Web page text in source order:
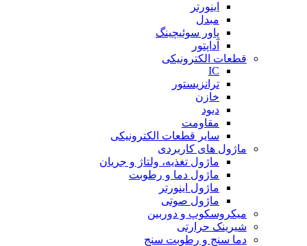
اینورتر
مبدل
پاور سوئیچینگ
آداپتور
قطعات الکترونیکی
IC
ترانزیستور
خازن
دیود
مقاومت
سایر قطعات الکترونیکی
ماژول های کاربردی
ماژول تغذیه، ولتاژ و جریان
ماژول دما و رطوبت
ماژول اینورتر
ماژول صوتی
میکروسکوپ و دوربین
شیرینک حرارتی
دما سنج و رطوبت سنج